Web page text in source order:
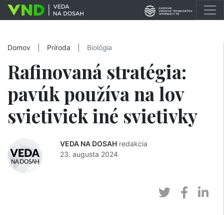
Domov Príroda Biológia
Rafinovaná stratégia:
pavúk používa na lov
svietiviek iné svietivky
VEDA NA DOSAH redakcia
23. augusta 2024